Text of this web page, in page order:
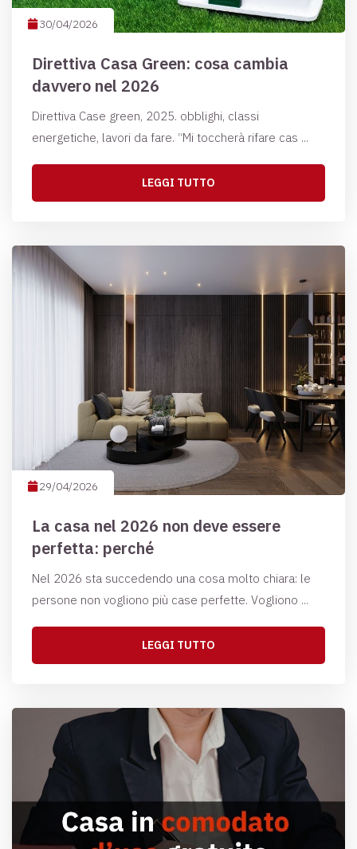
30/04/2026
Direttiva Casa Green: cosa cambia
davvero nel 2026
Direttiva Case green, 2025. obblighi, classi
energetiche, lavori da fare. “Mi toccherà rifare cas ...
LEGGI TUTTO
29/04/2026
La casa nel 2026 non deve essere
perfetta: perché
Nel 2026 sta succedendo una cosa molto chiara: le
persone non vogliono più case perfette. Vogliono ...
LEGGI TUTTO